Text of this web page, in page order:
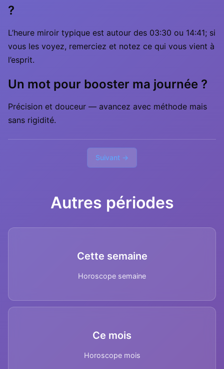
?
L’heure miroir typique est autour des 03:30 ou 14:41; si
vous les voyez, remerciez et notez ce qui vous vient à
l’esprit.
Un mot pour booster ma journée ?
Précision et douceur — avancez avec méthode mais
sans rigidité.
Suivant →
Autres périodes
Cette semaine
Horoscope semaine
Ce mois
Horoscope mois